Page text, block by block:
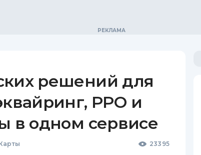
решений для
РРО и
в одном сервисе
23395